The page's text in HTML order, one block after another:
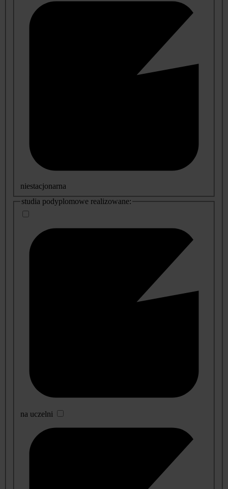
niestacjonarna
studia podyplomowe realizowane:
na uczelni